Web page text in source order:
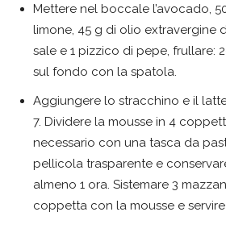
Mettere nel boccale l’avocado,
limone, 45 g di olio extravergine
sale e 1 pizzico di pepe, frullare:
sul fondo con la spatola.
Aggiungere lo stracchino e il
7. Dividere la mousse in 4
necessario con una tasca da
pellicola trasparente e
almeno 1 ora. Sistemare 3
coppetta con la mousse e servire